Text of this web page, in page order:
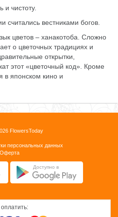
и чистоту.
считались вестниками богов.
цветов – ханакотоба. Сложно
о цветочных традициях и
открытки,
этот «цветочный код». Кроме
в японском кино и
FlowersToday
персональных данных
Оферта
Доступно в
оплатить: